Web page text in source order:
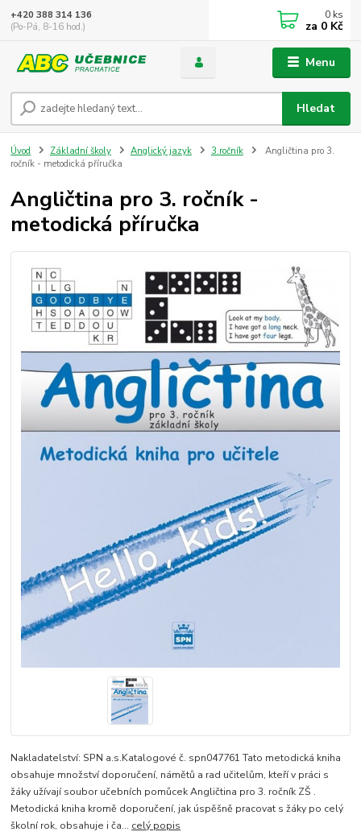
Menu
Hledat
+420 388 314 136
(Po-Pá, 8-16 hod.)
0 ks
za 0 Kč
Úvod Základní školy Anglický jazyk 3.ročník
Angličtina pro 3.
ročník - metodická příručka
Angličtina pro 3. ročník -
metodická příručka
Nakladatelství: SPN a.s.Katalogové č. spn047761 Tato metodická kniha
obsahuje množství doporučení, námětů a rad učitelům, kteří v práci s
žáky užívají soubor učebních pomůcek Angličtina pro 3. ročník ZŠ .
Metodická kniha kromě doporučení, jak úspěšně pracovat s žáky po celý
školní rok, obsahuje i ča... celý popis